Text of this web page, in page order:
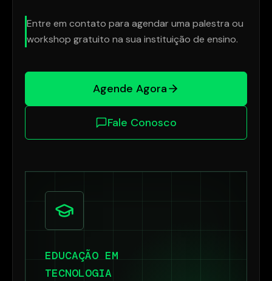
Entre em contato para agendar uma palestra ou
workshop gratuito na sua instituição de ensino.
Agende Agora
Fale Conosco
EDUCAÇÃO EM
TECNOLOGIA